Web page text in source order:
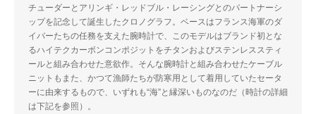
チューダーとアリンギ・レッドブル・レーシングとのパートナーシ
ップを記念して誕生したクロノグラフ。ベースはフランス海軍のダ
イバーたちの任務を支えた腕時計で、このモデルはブランド初とな
るハイテクカーボンコンポジットをチタンおよびステンレススティ
ールと組み合わせた意欲作。そんな腕時計と組み合わせたケーブル
ニットもまた、かつて漁師たちが防寒用として着用していたセータ
ーに由来するもので、いずれも“海”と縁深いものなのだ（時計の詳細
は下記を参照）。